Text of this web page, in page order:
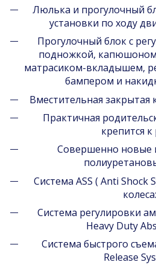
Люлька и прогулочный
установки по ходу
Прогулочный блок с
подножкой,
матрасиком-вкладышем,
бампером и
Вместительная закрытая
Практичная
крепится к
Совершенно новые
Система ASS ( Anti Shock
Система регулировки
Heavy Duty
Система быстрого
Release